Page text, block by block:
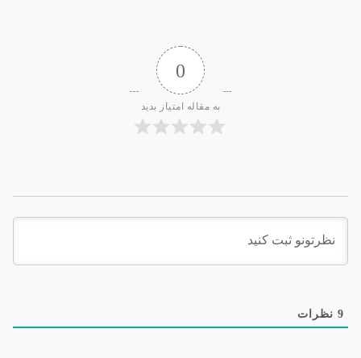
0
به مقاله امتیاز بدید
9 نظرات